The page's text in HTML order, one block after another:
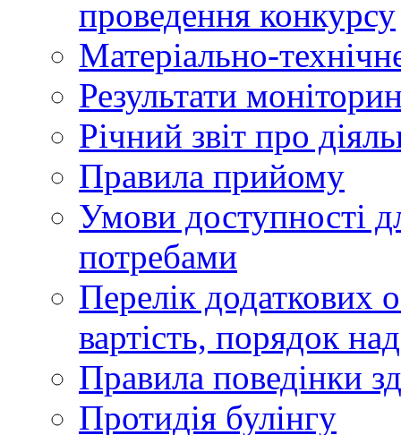
проведення конкурсу
Матеріально-
Результати
Річний звіт про
Правила прийому
Умови доступності
потребами
Перелік додаткових
вартість, порядок
Правила поведінки
Протидія булінгу